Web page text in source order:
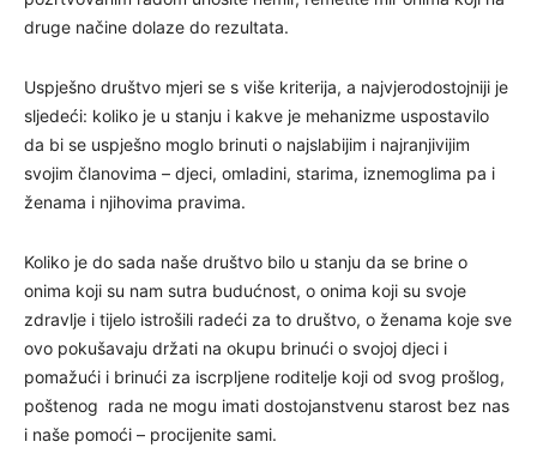
druge načine dolaze do rezultata.
Uspješno društvo mjeri se s više kriterija, a najvjerodostojniji je
sljedeći: koliko je u stanju i kakve je mehanizme uspostavilo
da bi se uspješno moglo brinuti o najslabijim i najranjivijim
svojim članovima – djeci, omladini, starima, iznemoglima pa i
ženama i njihovima pravima.
Koliko je do sada naše društvo bilo u stanju da se brine o
onima koji su nam sutra budućnost, o onima koji su svoje
zdravlje i tijelo istrošili radeći za to društvo, o ženama koje sve
ovo pokušavaju držati na okupu brinući o svojoj djeci i
pomažući i brinući za iscrpljene roditelje koji od svog prošlog,
poštenog rada ne mogu imati dostojanstvenu starost bez nas
i naše pomoći – procijenite sami.